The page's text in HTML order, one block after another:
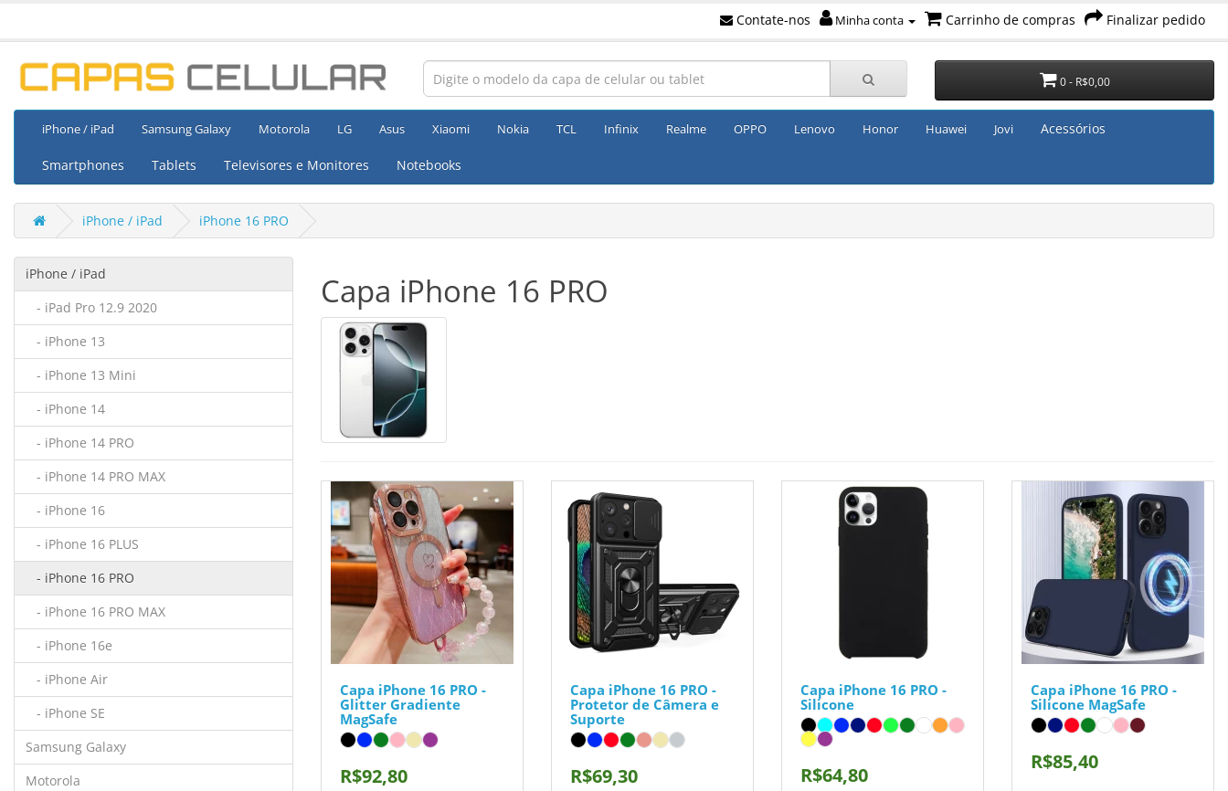
Contate-nos Minha conta Carrinho de compras Finalizar pedido
0 - R$0,00
iPhone / iPad Samsung Galaxy Motorola LG Asus Xiaomi Nokia TCL Infinix Realme OPPO Lenovo Honor Huawei Jovi Acessórios
Smartphones Tablets Televisores e Monitores Notebooks
iPhone / iPad iPhone 16 PRO
iPhone / iPad
- iPad Pro 12.9 2020
- iPhone 13
- iPhone 13 Mini
- iPhone 14
- iPhone 14 PRO
- iPhone 14 PRO MAX
- iPhone 16
- iPhone 16 PLUS
- iPhone 16 PRO
- iPhone 16 PRO MAX
- iPhone 16e
- iPhone Air
- iPhone SE
Samsung Galaxy
Motorola
Capa iPhone 16 PRO
Capa iPhone 16 PRO -
Glitter Gradiente
MagSafe
R$92,80
Capa iPhone 16 PRO -
Protetor de Câmera e
Suporte
R$69,30
Capa iPhone 16 PRO -
Silicone
R$64,80
Capa iPhone 16 PRO -
Silicone MagSafe
R$85,40